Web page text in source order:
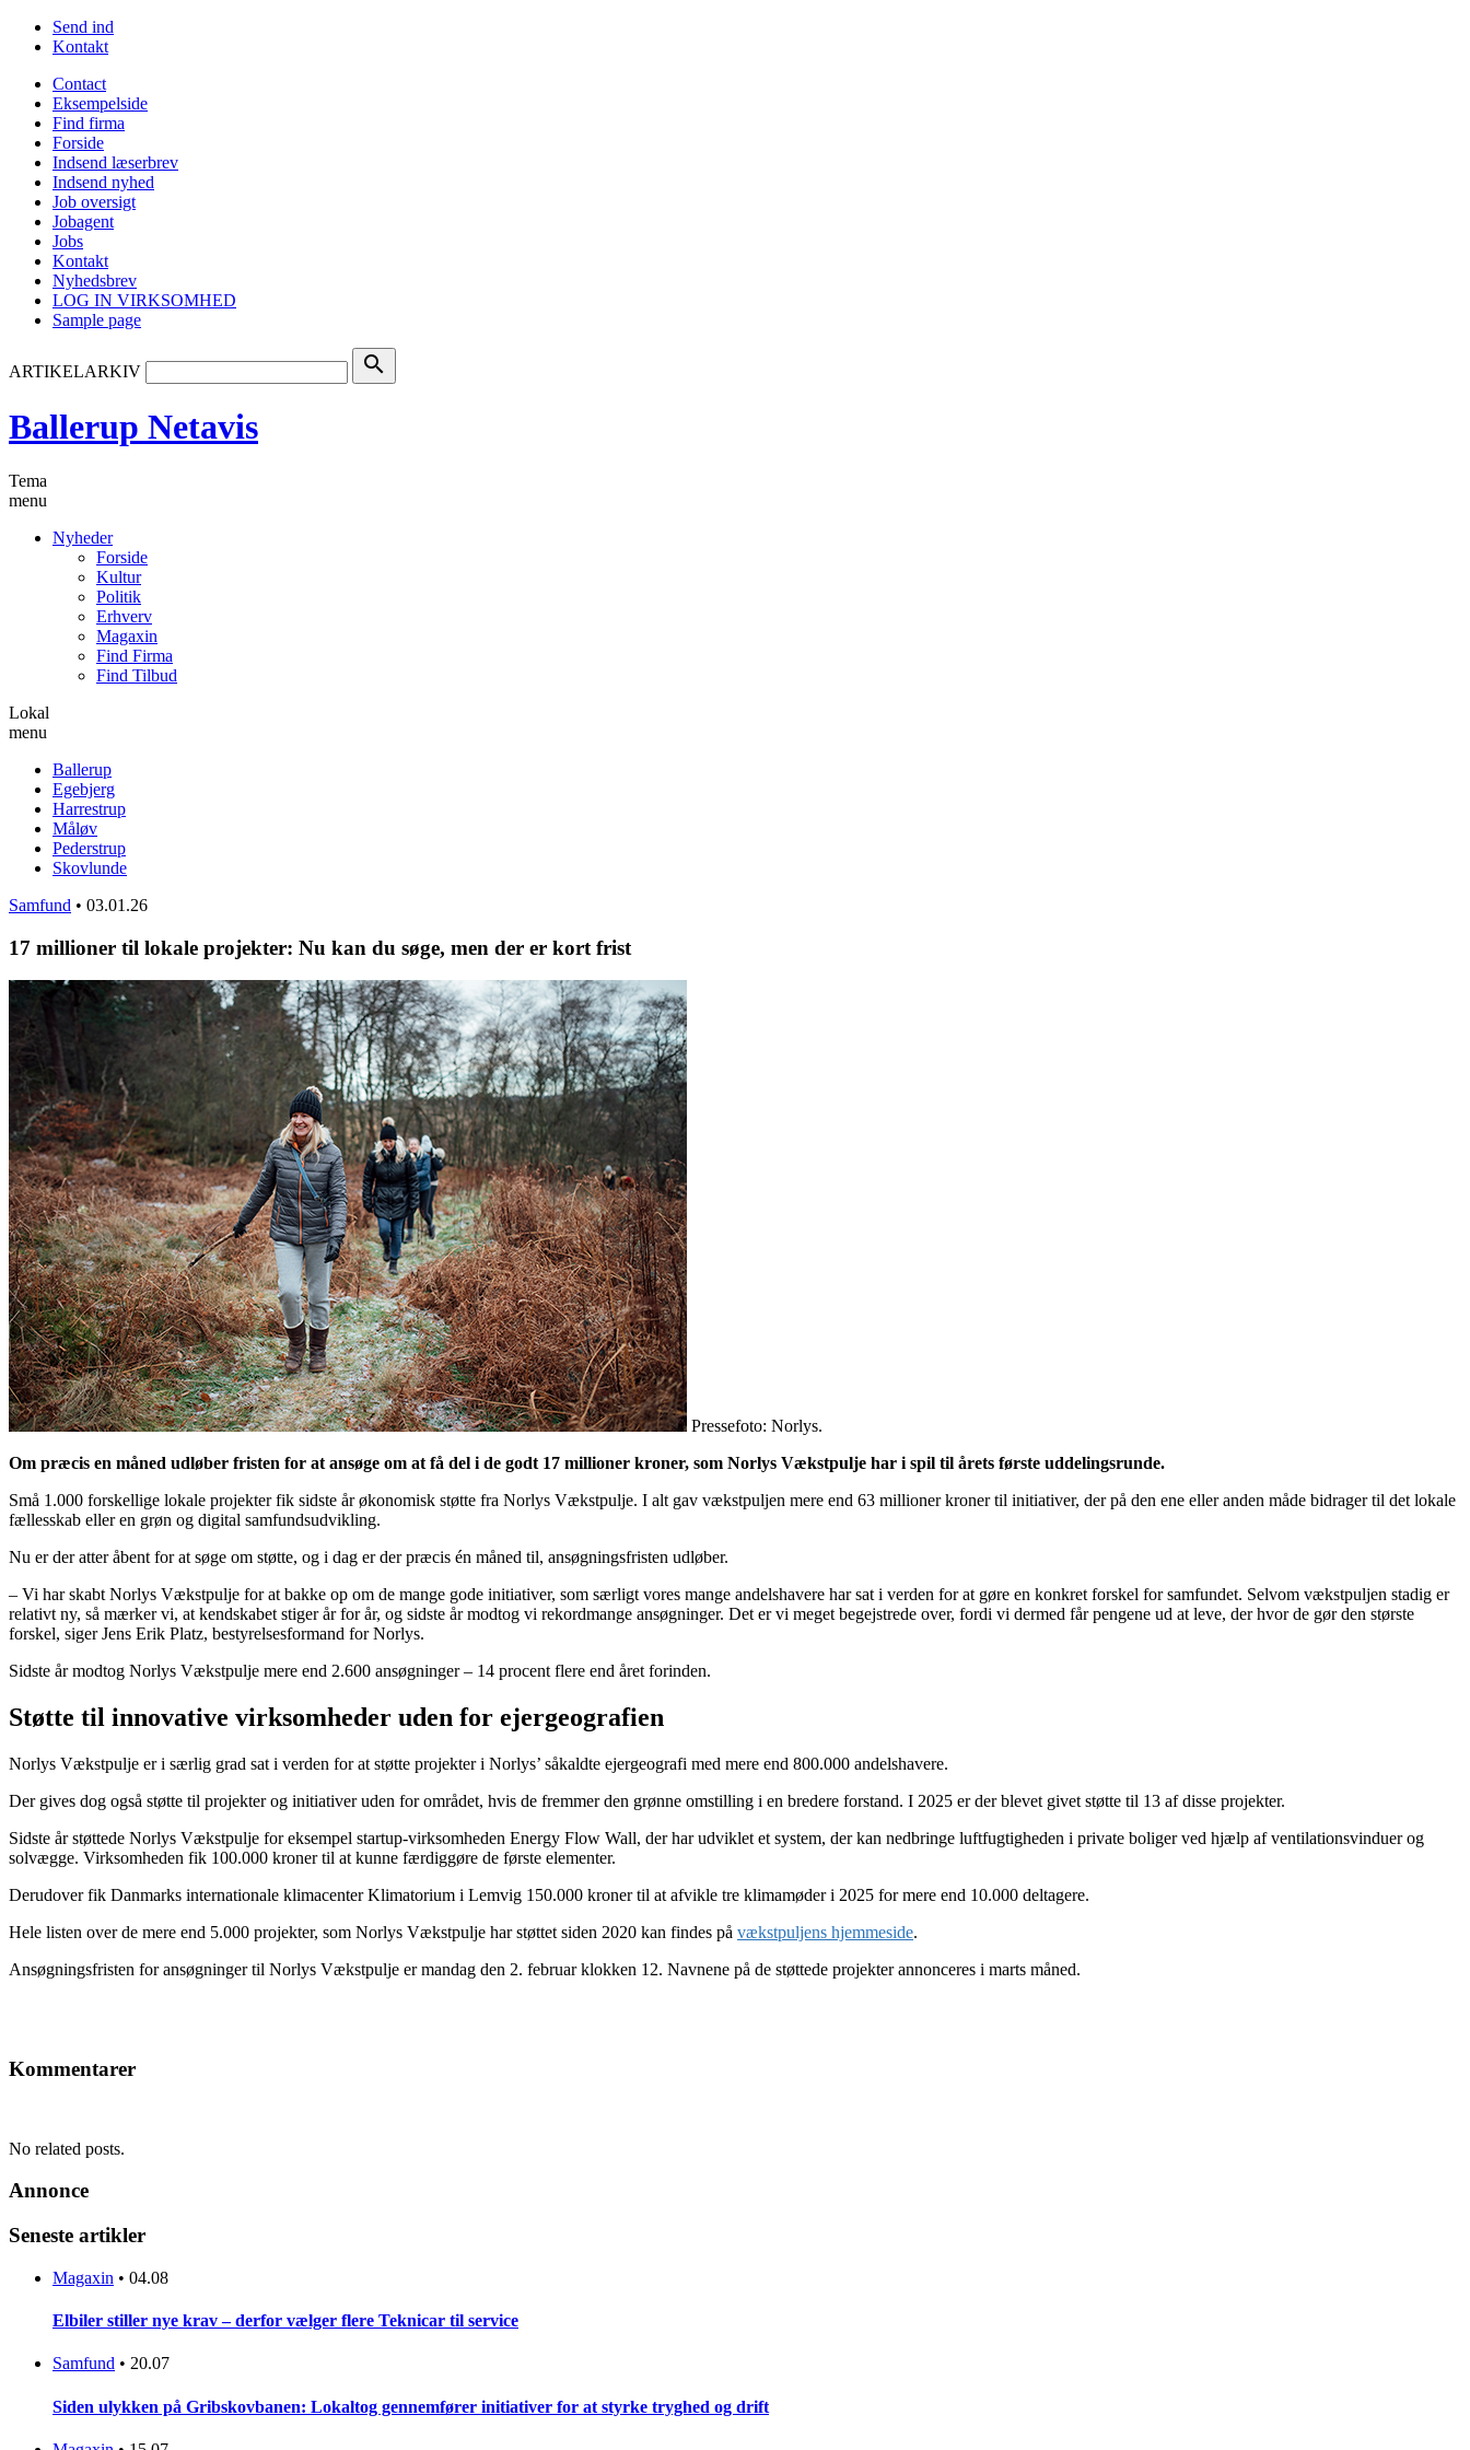
Send ind
Kontakt
Contact
Eksempelside
Find firma
Forside
Indsend læserbrev
Indsend nyhed
Job oversigt
Jobagent
Jobs
Kontakt
Nyhedsbrev
LOG IN VIRKSOMHED
Sample page
ARTIKELARKIV search
Ballerup Netavis
Tema
menu
Nyheder
Forside
Kultur
Politik
Erhverv
Magaxin
Find Firma
Find Tilbud
Lokal
menu
Ballerup
Egebjerg
Harrestrup
Måløv
Pederstrup
Skovlunde
Samfund • 03.01.26
17 millioner til lokale projekter: Nu kan du søge, men der er kort frist
Pressefoto: Norlys.
Om præcis en måned udløber fristen for at ansøge om at få del i de godt 17 millioner kroner, som Norlys Vækstpulje har i spil til årets første uddelingsrunde.
Små 1.000 forskellige lokale projekter fik sidste år økonomisk støtte fra Norlys Vækstpulje. I alt gav vækstpuljen mere end 63 millioner kroner til initiativer, der på den ene eller anden måde bidrager til det lokale
fællesskab eller en grøn og digital samfundsudvikling.
Nu er der atter åbent for at søge om støtte, og i dag er der præcis én måned til, ansøgningsfristen udløber.
– Vi har skabt Norlys Vækstpulje for at bakke op om de mange gode initiativer, som særligt vores mange andelshavere har sat i verden for at gøre en konkret forskel for samfundet. Selvom vækstpuljen stadig er
relativt ny, så mærker vi, at kendskabet stiger år for år, og sidste år modtog vi rekordmange ansøgninger. Det er vi meget begejstrede over, fordi vi dermed får pengene ud at leve, der hvor de gør den største
forskel, siger Jens Erik Platz, bestyrelsesformand for Norlys.
Sidste år modtog Norlys Vækstpulje mere end 2.600 ansøgninger – 14 procent flere end året forinden.
Støtte til innovative virksomheder uden for ejergeografien
Norlys Vækstpulje er i særlig grad sat i verden for at støtte projekter i Norlys’ såkaldte ejergeografi med mere end 800.000 andelshavere.
Der gives dog også støtte til projekter og initiativer uden for området, hvis de fremmer den grønne omstilling i en bredere forstand. I 2025 er der blevet givet støtte til 13 af disse projekter.
Sidste år støttede Norlys Vækstpulje for eksempel startup-virksomheden Energy Flow Wall, der har udviklet et system, der kan nedbringe luftfugtigheden i private boliger ved hjælp af ventilationsvinduer og
solvægge. Virksomheden fik 100.000 kroner til at kunne færdiggøre de første elementer.
Derudover fik Danmarks internationale klimacenter Klimatorium i Lemvig 150.000 kroner til at afvikle tre klimamøder i 2025 for mere end 10.000 deltagere.
Hele listen over de mere end 5.000 projekter, som Norlys Vækstpulje har støttet siden 2020 kan findes på vækstpuljens hjemmeside.
Ansøgningsfristen for ansøgninger til Norlys Vækstpulje er mandag den 2. februar klokken 12. Navnene på de støttede projekter annonceres i marts måned.
Kommentarer
No related posts.
Annonce
Seneste artikler
Magaxin • 04.08
Elbiler stiller nye krav – derfor vælger flere Teknicar til service
Samfund • 20.07
Siden ulykken på Gribskovbanen: Lokaltog gennemfører initiativer for at styrke tryghed og drift